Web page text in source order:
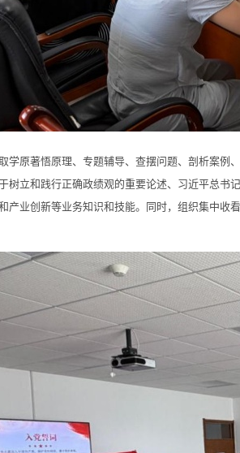
著悟原理、专题辅导、查摆问题、剖析案例、
树立和践行正确政绩观的重要论述、习近平总书
产业创新等业务知识和技能。同时，组织集中收